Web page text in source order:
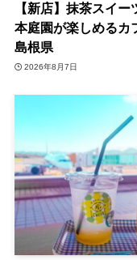
【新店】抹茶スイー
本庭園が楽しめるカ
島根県
2026年8月7日